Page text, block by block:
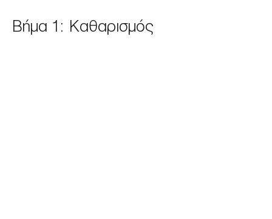
Βήμα 1: Καθαρισμός